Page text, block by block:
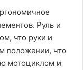
Руль и
что руки и
положении, что
мотоциклом и